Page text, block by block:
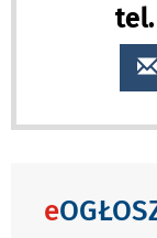
tel.
e